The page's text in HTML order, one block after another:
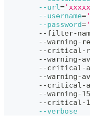
--url=
--username=
--password=
--filter-
--warning-
--
--warning-
--
--warning-
--critical-
--warning-
--
--verbose